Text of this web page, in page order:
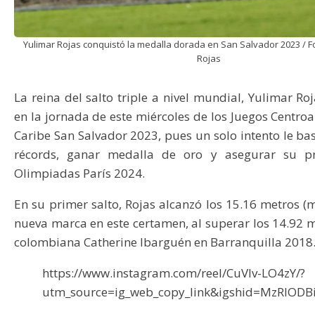
Yulimar Rojas conquistó la medalla dorada en San Salvador 2023 /
Rojas
La reina del salto triple a nivel mundial, Yulimar
en la jornada de este miércoles de los Juegos
Caribe San Salvador 2023, pues un solo intento le
récords, ganar medalla de oro y asegurar su
Olimpiadas París 2024.
En su primer salto, Rojas alcanzó los 15.16 metros
nueva marca en este certamen, al superar los 14.92
colombiana Catherine Ibarguén en Barranquilla 2018.
https://www.instagram.com/reel/CuVlv-LO4zY/?